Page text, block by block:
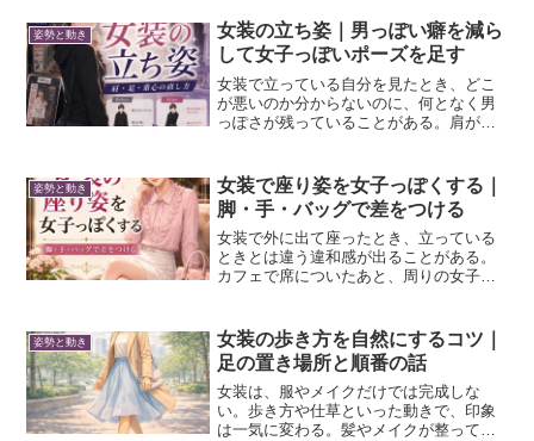
っぽく聞こえるだけで、多少見た目に不
安があっても『違和感』はぐ...
姿勢と動き
女装の立ち姿｜男っぽい癖を減ら
して女子っぽいポーズを足す
女装で立っている自分を見たとき、どこ
が悪いのか分からないのに、何となく男
っぽさが残っていることがある。肩が上
ことが僕は稀によくある。一か所だけな
ら大きな差ではないが、これ...
姿勢と動き
女装で座り姿を女子っぽくする｜
脚・手・バッグで差をつける
女装で外に出て座ったとき、立っている
ときとは違う違和感が出ることがある。
カフェで席についたあと、周りの女子を
に座り方が分からなくなる。変に見えて
いないか気になって、膝を...
姿勢と動き
女装の歩き方を自然にするコツ｜
足の置き場所と順番の話
女装は、服やメイクだけでは完成しな
い。歩き方や仕草といった動きで、印象
は一気に変わる。髪やメイクが整ってい